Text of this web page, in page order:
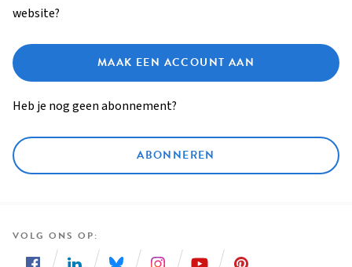
website?
MAAK EEN ACCOUNT AAN
Heb je nog geen abonnement?
ABONNEREN
VOLG ONS OP